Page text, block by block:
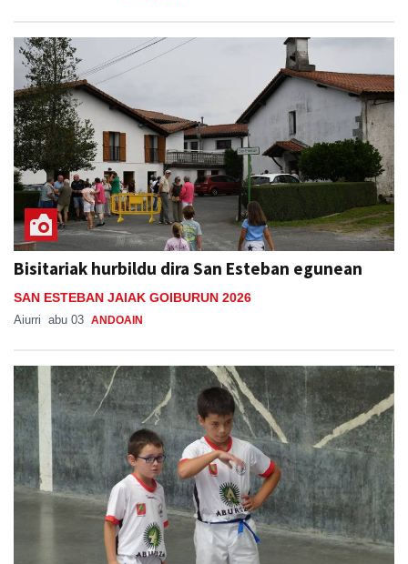
Bisitariak hurbildu dira San Esteban egunean
SAN ESTEBAN JAIAK GOIBURUN 2026
Aiurri abu 03 ANDOAIN